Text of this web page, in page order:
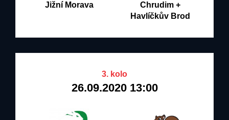
Jižní Morava
Chrudim +
Havlíčkův Brod
3. kolo
26.09.2020 13:00